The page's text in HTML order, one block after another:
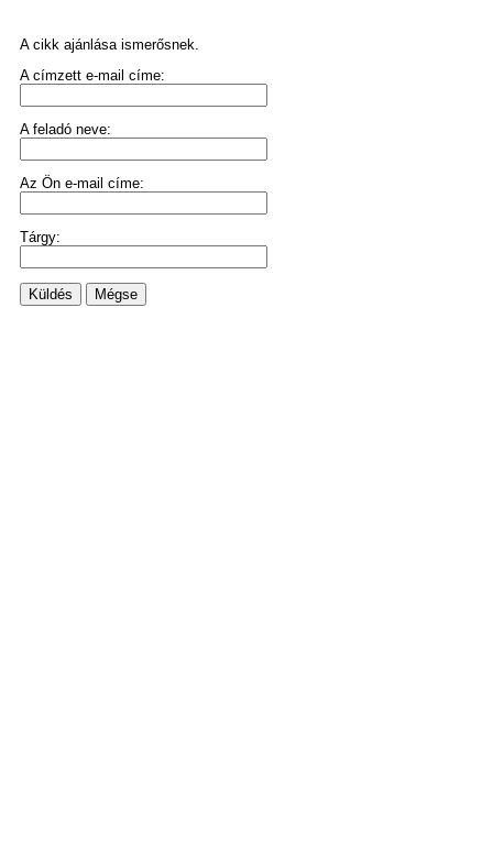
A cikk ajánlása ismerősnek.
A címzett e-mail címe:
A feladó neve:
Az Ön e-mail címe:
Tárgy:
Küldés Mégse